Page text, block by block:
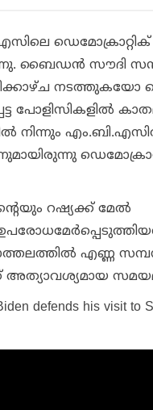
ഡെമോക്രാറ്റിക്
ബൈഡന്‍ സൗദി
നടത്തുകയോ
പോളിസികളില്‍
നിന്നും
റഷ്യക്ക് മേല്‍
എണ്ണ
അത്യാവശ്യമായ
defends his visit to